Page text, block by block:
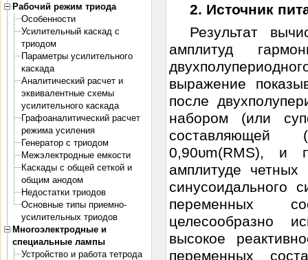
Рабочий режим триода
Особенности
Усилительный каскад с
триодом
Параметры усилительного
каскада
Аналитический расчет и
эквивалентные схемы
усилительного каскада
Графоаналитический расчет
режима усиления
Генератор с триодом
Межэлектродные емкости
Каскады с общей сеткой и
общим анодом
Недостатки триодов
Основные типы приемно-
усилительных триодов
Многоэлектродные и
специальные лампы
Устройство и работа тетрода
2. Источник
Результат
амплитуд
выражение
после
набором (или
составляющей
0,90υm(RMS), и
амплитуде четных
синусоидального
переменных
целесообразно
высокое
переменных